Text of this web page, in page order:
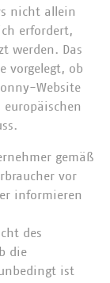
nicht allein
erfordert,
werden. Das
vorgelegt, ob
Website
gemäß
vor
informieren
des
die
ist